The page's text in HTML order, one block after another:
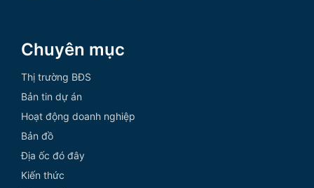
Chuyên mục
Thị trường BĐS
Bản tin dự án
Hoạt động doanh nghiệp
Bản đồ
Địa ốc đó đây
Kiến thức